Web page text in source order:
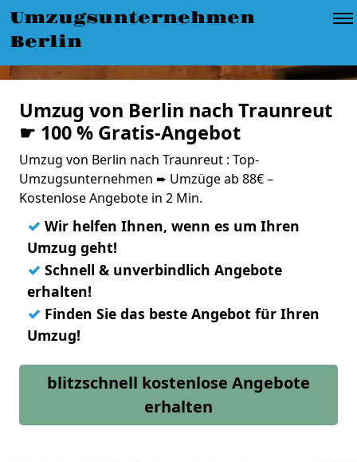
Umzugsunternehmen
Berlin
Umzug von Berlin nach Traunreut
☛ 100 % Gratis-Angebot
Umzug von Berlin nach Traunreut : Top-
Umzugsunternehmen ➨ Umzüge ab 88€ –
Kostenlose Angebote in 2 Min.
✓ Wir helfen Ihnen, wenn es um Ihren
Umzug geht!
✓ Schnell & unverbindlich Angebote
erhalten!
✓ Finden Sie das beste Angebot für Ihren
Umzug!
blitzschnell kostenlose Angebote
erhalten